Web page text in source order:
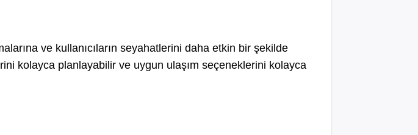
ve kullanıcıların seyahatlerini daha etkin bir şekilde
kolayca planlayabilir ve uygun ulaşım seçeneklerini kolayca